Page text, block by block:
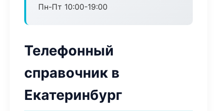
Пн-Пт 10:00-19:00
Телефонный
справочник в
Екатеринбург